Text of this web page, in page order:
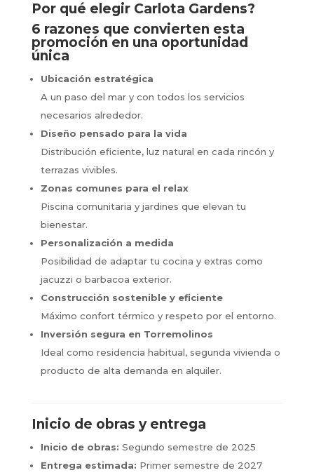
Por qué elegir Carlota Gardens?
6 razones que convierten esta
promoción en una oportunidad
única
Ubicación estratégica
A un paso del mar y con todos los servicios
necesarios alrededor.
Diseño pensado para la vida
Distribución eficiente, luz natural en cada rincón y
terrazas vivibles.
Zonas comunes para el relax
Piscina comunitaria y jardines que elevan tu
bienestar.
Personalización a medida
Posibilidad de adaptar tu cocina y extras como
jacuzzi o barbacoa exterior.
Construcción sostenible y eficiente
Máximo confort térmico y respeto por el entorno.
Inversión segura en Torremolinos
Ideal como residencia habitual, segunda vivienda o
producto de alta demanda en alquiler.
Inicio de obras y entrega
Inicio de obras: Segundo semestre de 2025
Entrega estimada: Primer semestre de 2027